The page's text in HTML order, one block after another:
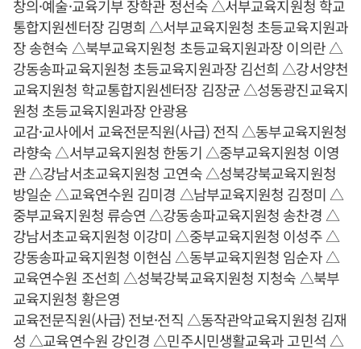
창의·예술·교육기부 장학관 정선숙 △서부교육지원청 학교
통합지원센터장 김명희 △서부교육지원청 초등교육지원과
장 송현숙 △북부교육지원청 초등교육지원과장 이의란 △
강동송파교육지원청 초등교육지원과장 김선희 △강서양천
교육지원청 학교통합지원센터장 김장균 △성동광진교육지
원청 초등교육지원과장 안광용
교감·교사에서 교육전문직원(사급) 전직 △동부교육지원청
라향숙 △서부교육지원청 한동기 △중부교육지원청 이영
관 △강남서초교육지원청 고연숙 △성북강북교육지원청
방일순 △교육연수원 김미경 △남부교육지원청 김정미 △
중부교육지원청 류승연 △강동송파교육지원청 송찬경 △
강남서초교육지원청 이강미 △중부교육지원청 이성주 △
강동송파교육지원청 이현심 △동부교육지원청 임순자 △
교육연수원 조선희 △성북강북교육지원청 지청숙 △북부
교육지원청 황은영
교육전문직원(사급) 전보·전직 △동작관악교육지원청 김재
성 △교육연수원 강인경 △민주시민생활교육과 고민석 △